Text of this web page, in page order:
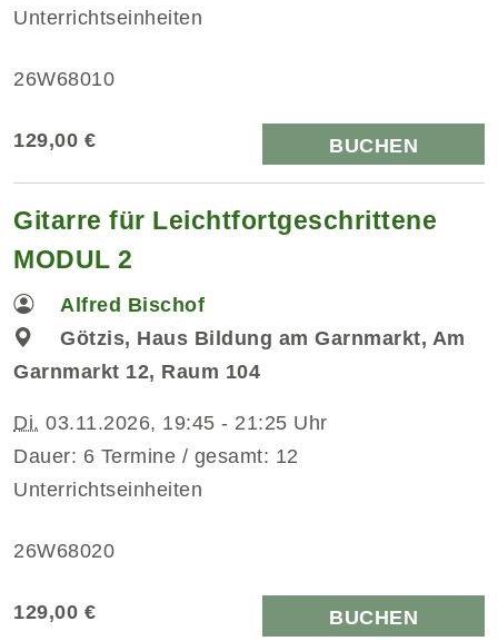
Unterrichtseinheiten
26W68010
129,00 € BUCHEN
Gitarre für Leichtfortgeschrittene
MODUL 2
Alfred Bischof
Götzis, Haus Bildung am Garnmarkt, Am
Garnmarkt 12, Raum 104
Di. 03.11.2026, 19:45 - 21:25 Uhr
Dauer: 6 Termine / gesamt: 12
Unterrichtseinheiten
26W68020
129,00 € BUCHEN